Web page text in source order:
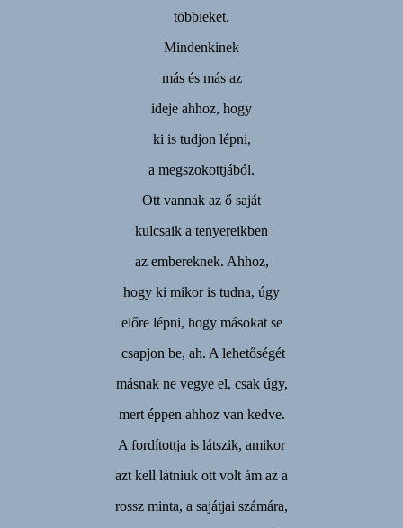
többieket.
Mindenkinek
más és más az
ideje ahhoz, hogy
ki is tudjon lépni,
a megszokottjából.
Ott vannak az ő saját
kulcsaik a tenyereikben
az embereknek. Ahhoz,
hogy ki mikor is tudna, úgy
előre lépni, hogy másokat se
csapjon be, ah. A lehetőségét
másnak ne vegye el, csak úgy,
mert éppen ahhoz van kedve.
A fordítottja is látszik, amikor
azt kell látniuk ott volt ám az a
rossz minta, a sajátjai számára,